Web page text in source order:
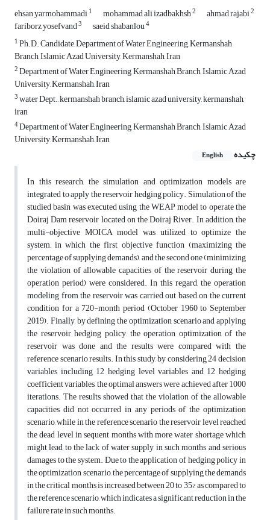
ehsan yarmohammadi1 mohammad ali izadbakhsh2 ahmad rajabi2
fariborz yosefvand3 saeid shabanlou4
1Ph.D. Candidate, Department of Water Engineering, Kermanshah
Branch, Islamic Azad University, Kermanshah, Iran
2Department of Water Engineering, Kermanshah Branch, Islamic Azad
University, Kermanshah, Iran
3water Dept., kermanshah branch, islamic azad university, kermanshah,
iran
4Department of Water Engineering, Kermanshah Branch, Islamic Azad
University, Kermanshah, Iran
چکیده
English
In this research, the simulation and optimization models are
integrated to apply the reservoir hedging policy. Simulation of the
studied basin was executed using the WEAP model to operate the
Doiraj Dam reservoir located on the Doiraj River. In addition, the
multi-objective MOICA model was utilized to optimize the
system, in which the first objective function (maximizing the
percentage of supplying demands), and the second one (minimizing
the violation of allowable capacities of the reservoir during the
operation period) were considered. In this regard, the operation
modeling from the reservoir was carried out based on the current
condition for a 720-month period (October 1960 to September
2019). Finally, by defining the optimization scenario and applying
the reservoir hedging policy, the operation optimization of the
reservoir was done and the results were compared with the
reference scenario results. In this study, by considering 24 decision
variables including 12 hedging level variables and 12 hedging
coefficient variables, the optimal answers were achieved after 1000
iterations. The results showed that the violation of the allowable
capacities did not occurred in any periods of the optimization
scenario, while in the reference scenario the reservoir level reached
the dead level in sequent months with more water shortage which
might lead to the lack of water supply in such months and serious
damages to the system. Due to the application of hedging policy in
the optimization scenario, the percentage of supplying the demands
in the critical months is increased between 20 to 35% as compared to
the reference scenario, which indicates a significant reduction in the
failure rate in such months.